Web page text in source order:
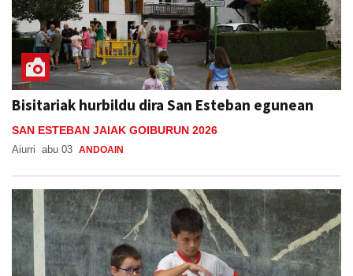
Bisitariak hurbildu dira San Esteban egunean
SAN ESTEBAN JAIAK GOIBURUN 2026
Aiurri abu 03 ANDOAIN